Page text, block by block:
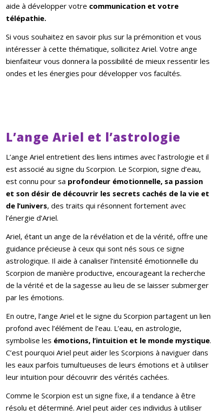
aide à développer votre communication et votre
télépathie.
Si vous souhaitez en savoir plus sur la prémonition et vous
intéresser à cette thématique, sollicitez Ariel. Votre ange
bienfaiteur vous donnera la possibilité de mieux ressentir les
ondes et les énergies pour développer vos facultés.
L’ange Ariel et l’astrologie
L’ange Ariel entretient des liens intimes avec l’astrologie et il
est associé au signe du Scorpion. Le Scorpion, signe d’eau,
est connu pour sa profondeur émotionnelle, sa passion
et son désir de découvrir les secrets cachés de la vie et
de l’univers, des traits qui résonnent fortement avec
l’énergie d’Ariel.
Ariel, étant un ange de la révélation et de la vérité, offre une
guidance précieuse à ceux qui sont nés sous ce signe
astrologique. Il aide à canaliser l’intensité émotionnelle du
Scorpion de manière productive, encourageant la recherche
de la vérité et de la sagesse au lieu de se laisser submerger
par les émotions.
En outre, l’ange Ariel et le signe du Scorpion partagent un lien
profond avec l’élément de l’eau. L’eau, en astrologie,
symbolise les émotions, l’intuition et le monde mystique.
C’est pourquoi Ariel peut aider les Scorpions à naviguer dans
les eaux parfois tumultueuses de leurs émotions et à utiliser
leur intuition pour découvrir des vérités cachées.
Comme le Scorpion est un signe fixe, il a tendance à être
résolu et déterminé. Ariel peut aider ces individus à utiliser